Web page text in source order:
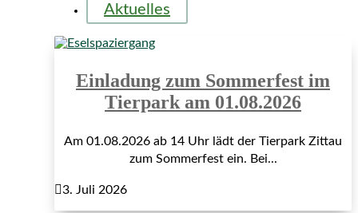
Aktuelles
Einladung zum Sommerfest im
Tierpark am 01.08.2026
Am 01.08.2026 ab 14 Uhr lädt der Tierpark Zittau
zum Sommerfest ein. Bei...
3. Juli 2026